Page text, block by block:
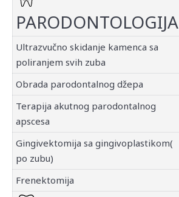
PARODONTOLOGIJA
Ultrazvučno skidanje kamenca sa
poliranjem svih zuba
Obrada parodontalnog džepa
Terapija akutnog parodontalnog
apscesa
Gingivektomija sa gingivoplastikom(
po zubu)
Frenektomija